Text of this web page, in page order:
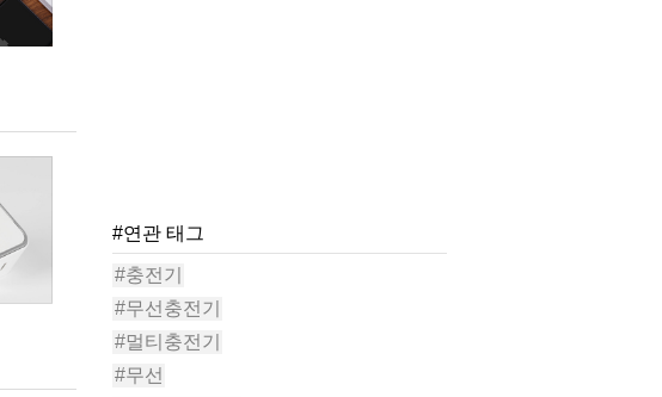
#연관 태그
#충전기
#무선충전기
#멀티충전기
#무선